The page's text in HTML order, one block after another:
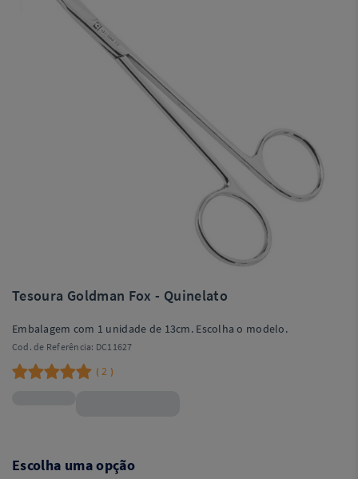
Você está
Dental
Cremer
Tesoura Goldman Fox - Quinelato
Embalagem com 1 unidade de 13cm. Escolha o modelo.
Cod. de Referência: DC11627
( 2 )
Escolha uma opção